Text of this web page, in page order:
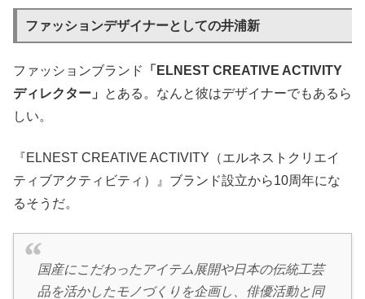
ファッションデザイナーとしての井浦新
ファッションブランド
「ELNEST CREATIVE ACTIVITY
ディレクター」
とある。なんと彼はデザイナーでもあるら
しい。
『ELNEST CREATIVE ACTIVITY（エルネストクリエイ
ティブアクティビティ）』ブランド設立から10周年にな
るそうだ。
国産にこだわったアイテム展開や日本の伝統工芸
品を活かしたモノづくりを企画し、俳優活動と同